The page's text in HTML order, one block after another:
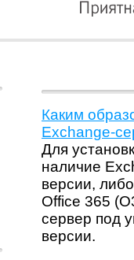
Каким
Exchange-
Для
наличие
версии,
Office 365
сервер под
версии.